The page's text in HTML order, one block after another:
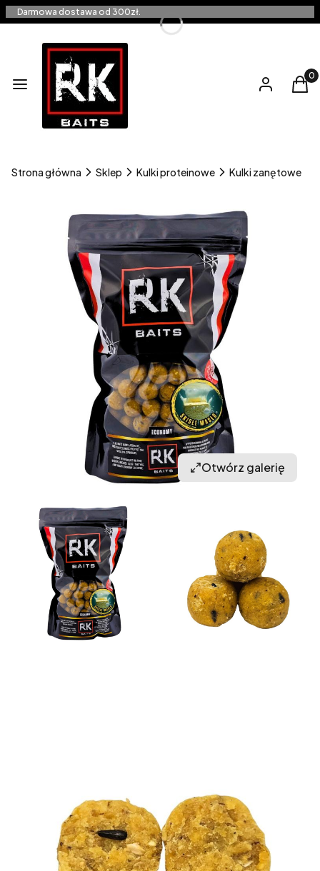
Darmowa dostawa od 300zł.
Menu Zaloguj się
Strona główna Sklep Kulki proteinowe Kulki zanętowe
Otwórz galerię